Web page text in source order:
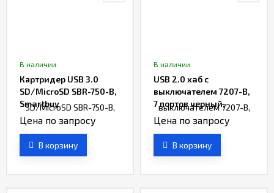
В наличии
Картридер USB 3.0
SD/MicroSD SBR-750-B,
Smartbuy
Цена по запросу
В корзину
В наличии
USB 2.0 хaб с
выключателем 7207-B,
7 портов черный,
Smartbuy
Цена по запросу
В корзину